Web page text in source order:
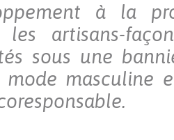
à la
les artisans-
sous une
masculine